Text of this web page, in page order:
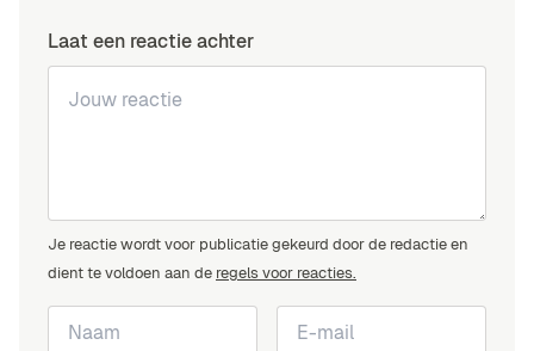
Laat een reactie achter
Je reactie wordt voor publicatie gekeurd door de redactie en
dient te voldoen aan de regels voor reacties.